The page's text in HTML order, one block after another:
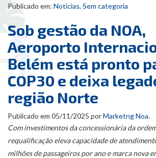
Publicado em: Notícias, Sem categoria
Sob gestão da NOA,
Aeroporto
Belém está pronto
COP30 e deixa
região Norte
Publicado em 05/11/2025 porMarketng Noa.
Com investimentos da concessionária da
requalificação eleva capacidade de
milhões de passageiros por ano e marca nova